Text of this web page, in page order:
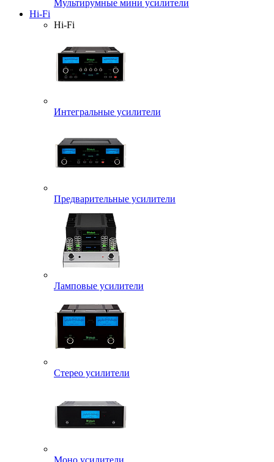
Мультирумные мини усилители
Hi-Fi
Hi-Fi
Интегральные усилители
Предварительные усилители
Ламповые усилители
Стерео усилители